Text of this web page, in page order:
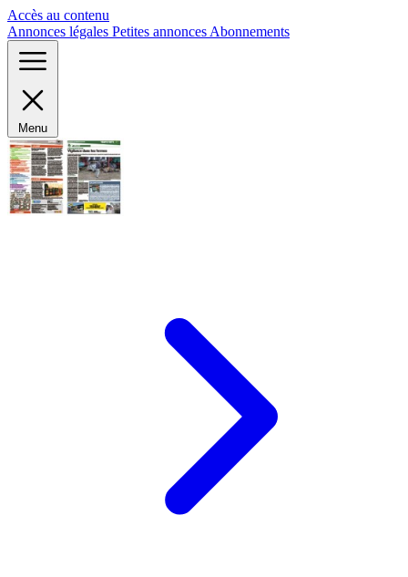
Accès au contenu
Annonces légales Petites annonces Abonnements
Menu
Panneau de gestion des cookies